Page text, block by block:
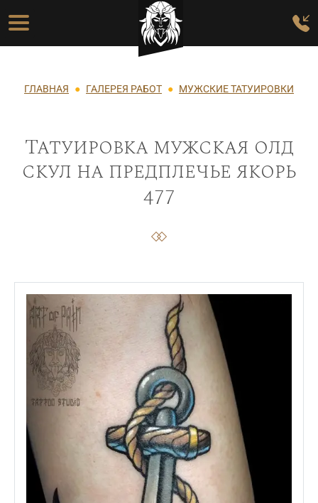
Перейти к основному содержанию
Основная навигация
Строка навигации
ГЛАВНАЯ ГАЛЕРЕЯ РАБОТ МУЖСКИЕ ТАТУИРОВКИ
Татуировка мужская олд
скул на предплечье якорь
477